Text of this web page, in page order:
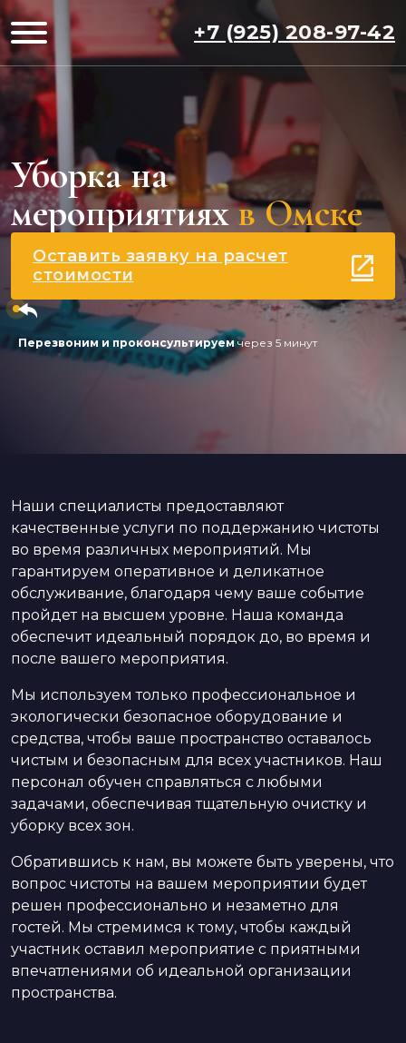
+7 (925) 208-97-42
Уборка на
мероприятияхв Омске
Оставить заявку на расчет
стоимости
Перезвоним и проконсультируем через 5 минут
Наши специалисты предоставляют
качественные услуги по поддержанию чистоты
во время различных мероприятий. Мы
гарантируем оперативное и деликатное
обслуживание, благодаря чему ваше событие
пройдет на высшем уровне. Наша команда
обеспечит идеальный порядок до, во время и
после вашего мероприятия.
Мы используем только профессиональное и
экологически безопасное оборудование и
средства, чтобы ваше пространство оставалось
чистым и безопасным для всех участников. Наш
персонал обучен справляться с любыми
задачами, обеспечивая тщательную очистку и
уборку всех зон.
Обратившись к нам, вы можете быть уверены, что
вопрос чистоты на вашем мероприятии будет
решен профессионально и незаметно для
гостей. Мы стремимся к тому, чтобы каждый
участник оставил мероприятие с приятными
впечатлениями об идеальной организации
пространства.